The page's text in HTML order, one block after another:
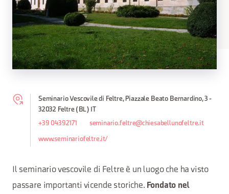
Seminario Vescovile di Feltre, Piazzale Beato Bernardino, 3 -
32032 Feltre (BL) IT
+39 04392171 seminario.feltre@chiesabellunofeltre.it
www.seminariofeltre.it/
Il seminario vescovile di Feltre è un luogo che ha visto
passare importanti vicende storiche. Fondato nel